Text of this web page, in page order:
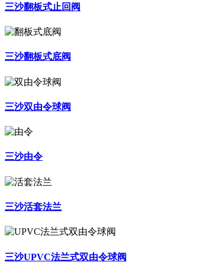
三沙翻板式止回阀
三沙翻板式底阀
三沙双由令球阀
三沙由令
三沙活套法兰
三沙UPVC法兰式双由令球阀